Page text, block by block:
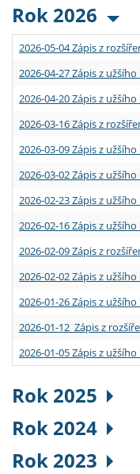
Rok 2026
2026-05-04 Zápis z
2026-04-27 Zápis z
2026-04-20 Zápis z
2026-03-16 Zápis z
2026-03-09 Zápis z
2026-03-02 Zápis z
2026-02-23 Zápis z
2026-02-16 Zápis z
2026-02-09 Zápis z
2026-02-02 Zápis z
2026-01-26 Zápis z
2026-01-12 Zápis z
2026-01-05 Zápis z
Rok 2025
Rok 2024
Rok 2023